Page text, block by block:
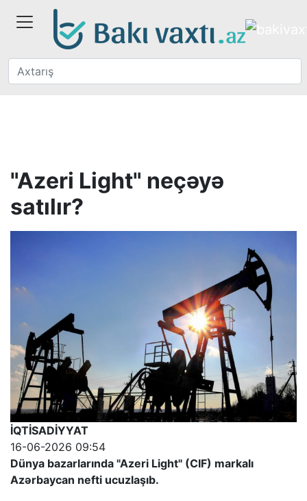
"Azeri Light" neçəyə
satılır?
İQTİSADİYYAT
16-06-2026 09:54
Dünya bazarlarında "Azeri Light" (CIF) markalı
Azərbaycan nefti ucuzlaşıb.